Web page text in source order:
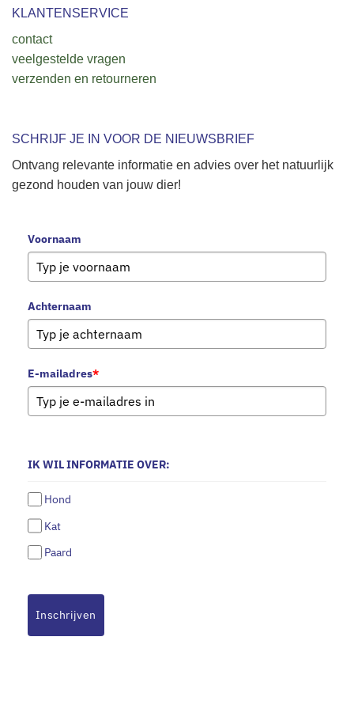
KLANTENSERVICE
contact
veelgestelde vragen
verzenden en retourneren
SCHRIJF JE IN VOOR DE NIEUWSBRIEF
Ontvang relevante informatie en advies over het natuurlijk
gezond houden van jouw dier!
Voornaam
Achternaam
E-mailadres*
IK WIL INFORMATIE OVER:
Hond
Kat
Paard
Inschrijven